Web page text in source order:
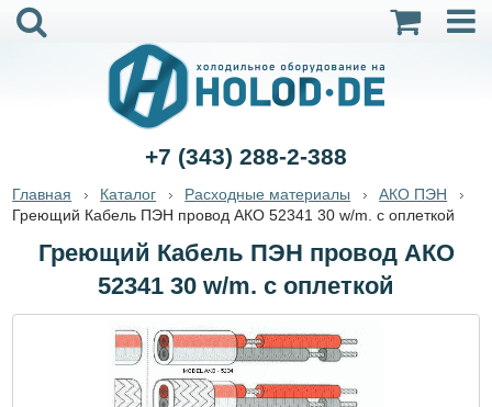
+7 (343) 288-2-388
Главная Каталог Расходные материалы
АКО ПЭН
Греющий Кабель ПЭН провод АКО 52341 30 w/m. с оплеткой
Греющий Кабель ПЭН провод АКО
52341 30 w/m. с оплеткой